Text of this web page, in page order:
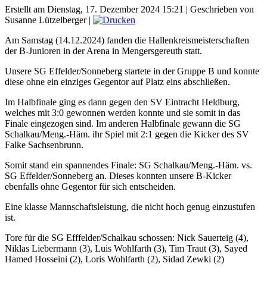
Erstellt am Dienstag, 17. Dezember 2024 15:21 | Geschrieben von
Susanne Lützelberger|
Am Samstag (14.12.2024) fanden die Hallenkreismeisterschaften
der B-Junioren in der Arena in Mengersgereuth statt.
Unsere SG Effelder/Sonneberg startete in der Gruppe B und konnte
diese ohne ein einziges Gegentor auf Platz eins abschließen.
Im Halbfinale ging es dann gegen den SV Eintracht Heldburg,
welches mit 3:0 gewonnen werden konnte und sie somit in das
Finale eingezogen sind. Im anderen Halbfinale gewann die SG
Schalkau/Meng.-Häm. ihr Spiel mit 2:1 gegen die Kicker des SV
Falke Sachsenbrunn.
Somit stand ein spannendes Finale: SG Schalkau/Meng.-Häm. vs.
SG Effelder/Sonneberg an. Dieses konnten unsere B-Kicker
ebenfalls ohne Gegentor für sich entscheiden.
Eine klasse Mannschaftsleistung, die nicht hoch genug einzustufen
ist.
Tore für die SG Efffelder/Schalkau schossen: Nick Sauerteig (4),
Niklas Liebermann (3), Luis Wohlfarth (3), Tim Traut (3), Sayed
Hamed Hosseini (2), Loris Wohlfarth (2), Sidad Zewki (2)